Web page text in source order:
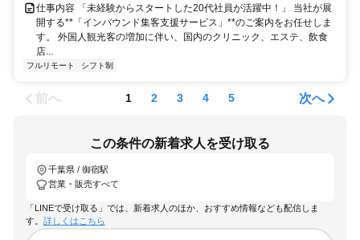
仕事内容 「未経験からスタートした20代社員が活躍中！」 当社が展
開する**「インバウンド集客支援サービス」**のご案内をお任せしま
す。 外国人観光客の増加に伴い、国内のクリニック、エステ、飲食
店...
フルリモート シフト制
前へ 1 2 3 4 5 次へ
この条件の新着求人を受け取る
千葉県 / 御宿駅
営業・販売すべて
「LINEで受け取る」では、新着求人のほか、おすすめ情報なども配信しま
す。 詳しくはこちら